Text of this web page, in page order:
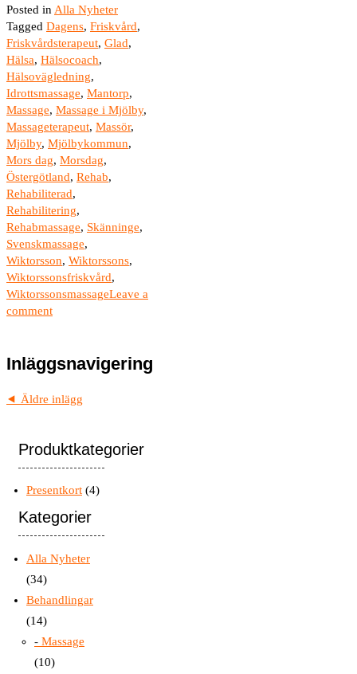
Posted in Alla Nyheter
Tagged Dagens, Friskvård,
Friskvårdsterapeut, Glad,
Hälsa, Hälsocoach,
Hälsovägledning,
Idrottsmassage, Mantorp,
Massage, Massage i Mjölby,
Massageterapeut, Massör,
Mjölby, Mjölbykommun,
Mors dag, Morsdag,
Östergötland, Rehab,
Rehabiliterad,
Rehabilitering,
Rehabmassage, Skänninge,
Svenskmassage,
Wiktorsson, Wiktorssons,
Wiktorssonsfriskvård,
WiktorssonsmassageLeave a
comment
Inläggsnavigering
Äldre inlägg
Produktkategorier
Presentkort (4)
Kategorier
Alla Nyheter
(34)
Behandlingar
(14)
Massage
(10)